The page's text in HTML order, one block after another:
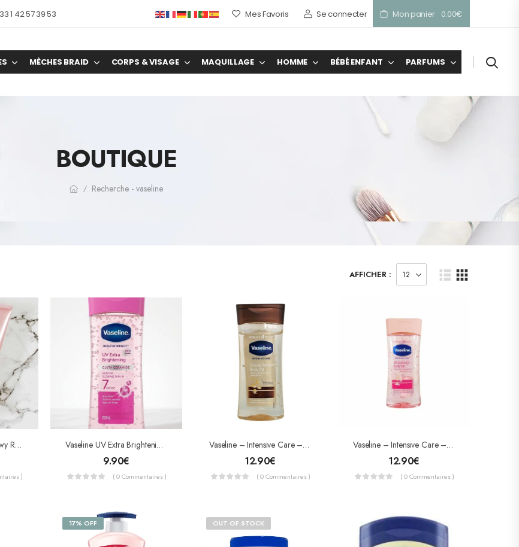
1 42 57 39 53 Mes Favoris Se connecter Mon panier 0.00€
MÈCHES BRAID CORPS & VISAGE MAQUILLAGE HOMME BÉBÉ ENFANT PARFUMS
BOUTIQUE
/ Recherche - vaseline
AFFICHER :
Vaseline Gluta-Hya Dewy Radiance Lotion 330ml
)
Vaseline UV Extra Brightening Gluta Ceramide Huile 200ml
9.90€
( 0 Commentaires )
Vaseline – Intensive Care – Cocoa Radiant Body Oil 200ml
12.90€
( 0 Commentaires )
Vaseline – Intensive Care – Huile Aux Vitamine B3 Rose 200ml
12.90€
( 0 Commentaires )
17% OFF OUT OF STOCK